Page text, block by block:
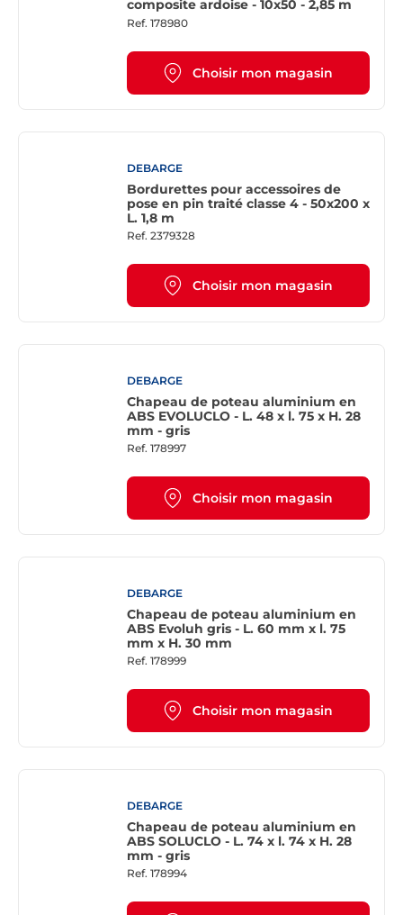
composite ardoise - 10x50 - 2,85 m
Ref. 178980
Choisir mon magasin
DEBARGE
Bordurettes pour accessoires de
pose en pin traité classe 4 - 50x200 x
L. 1,8 m
Ref. 2379328
Choisir mon magasin
DEBARGE
Chapeau de poteau aluminium en
ABS EVOLUCLO - L. 48 x l. 75 x H. 28
mm - gris
Ref. 178997
Choisir mon magasin
DEBARGE
Chapeau de poteau aluminium en
ABS Evoluh gris - L. 60 mm x l. 75
mm x H. 30 mm
Ref. 178999
Choisir mon magasin
DEBARGE
Chapeau de poteau aluminium en
ABS SOLUCLO - L. 74 x l. 74 x H. 28
mm - gris
Ref. 178994